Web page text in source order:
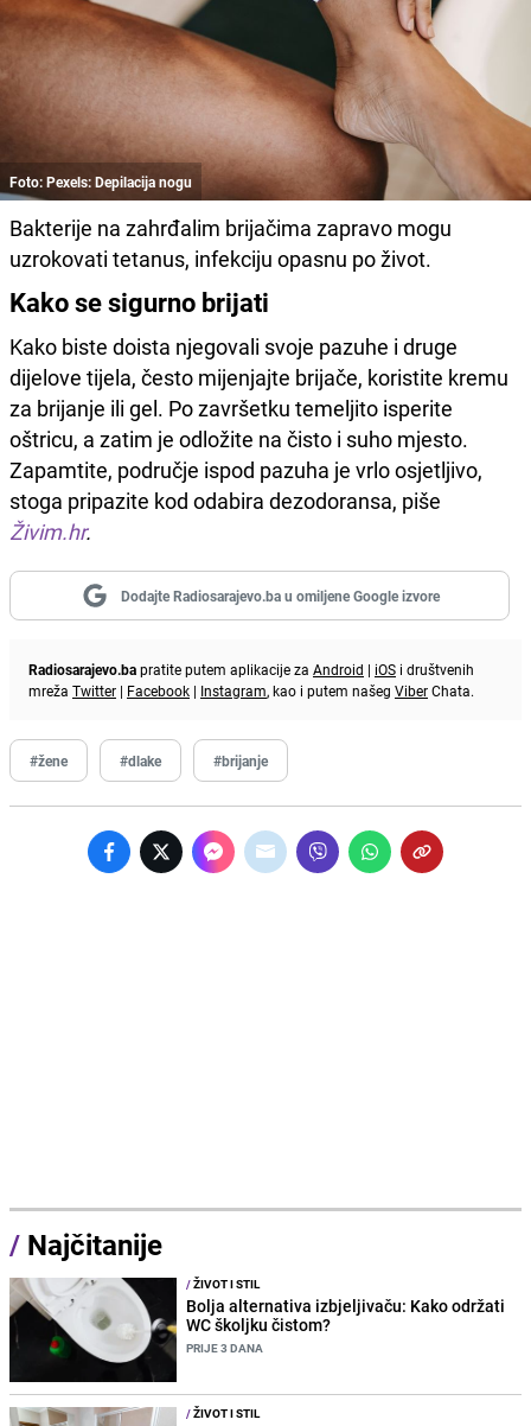
Foto: Pexels: Depilacija nogu
Bakterije na zahrđalim brijačima zapravo mogu
uzrokovati tetanus, infekciju opasnu po život.
Kako se sigurno brijati
Kako biste doista njegovali svoje pazuhe i druge
dijelove tijela, često mijenjajte brijače, koristite kremu
za brijanje ili gel. Po završetku temeljito isperite
oštricu, a zatim je odložite na čisto i suho mjesto.
Zapamtite, područje ispod pazuha je vrlo osjetljivo,
stoga pripazite kod odabira dezodoransa, piše
Živim.hr.
Dodajte Radiosarajevo.ba u omiljene Google izvore
Radiosarajevo.bapratite putem aplikacije za Android | iOS i društvenih
mreža Twitter | Facebook | Instagram, kao i putem našeg ViberChata.
#žene #dlake #brijanje
/ Najčitanije
/ŽIVOT I STIL
Bolja alternativa izbjeljivaču: Kako održati
WC školjku čistom?
PRIJE 3 DANA
/ŽIVOT I STIL